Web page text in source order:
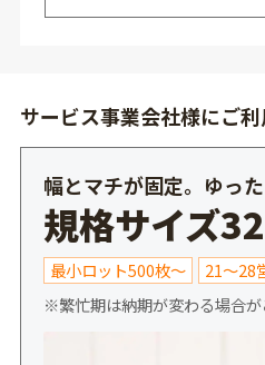
サービス事業会社様にご
幅とマチが固定。ゆっ
規格サイズ
最小ロット500枚～ 21～28
※繁忙期は納期が変わる場合